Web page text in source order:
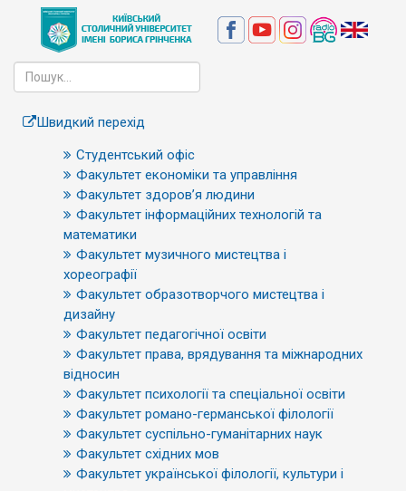
Швидкий перехід
Студентський офіс
Факультет економіки та управління
Факультет здоров’я людини
Факультет інформаційних технологій та
математики
Факультет музичного мистецтва і
хореографії
Факультет образотворчого мистецтва і
дизайну
Факультет педагогічної освіти
Факультет права, врядування та міжнародних
відносин
Факультет психології та спеціальної освіти
Факультет романо-германської філології
Факультет суспільно-гуманітарних наук
Факультет східних мов
Факультет української філології, культури і